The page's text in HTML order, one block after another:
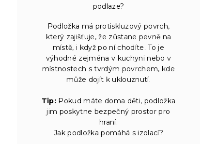
podlaze?
Podložka má protiskluzový povrch,
který zajišťuje, že zůstane pevně na
místě, i když po ní chodíte. To je
výhodné zejména v kuchyni nebo v
místnostech s tvrdým povrchem, kde
může dojít k uklouznutí.
Tip: Pokud máte doma děti, podložka
jim poskytne bezpečný prostor pro
hraní.
Jak podložka pomáhá s izolací?